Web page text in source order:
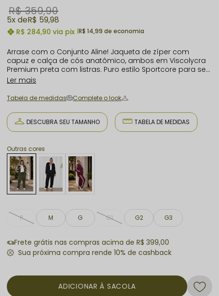
R$ 284,90 via pix |R$ 14,99 de economia
R$ 359,90
5x R$ 59,98
Arrase com o Conjunto Aline! Jaqueta de zíper com
capuz e calça de cós anatômico, ambos em Viscolycra
Premium preta com listras. Puro estilo Sportcore para seu
dia a dia, combinando conforto, versatilidade e um toque
o melhor!
Ler mais
Tabela de medidas Complete o look
DESCUBRA SEU TAMANHO TABELA DE MEDIDAS
Outras cores
P M G G1 G2 G3
ADICIONAR À SACOLA
Frete grátis nas compras acima de R$ 399,00